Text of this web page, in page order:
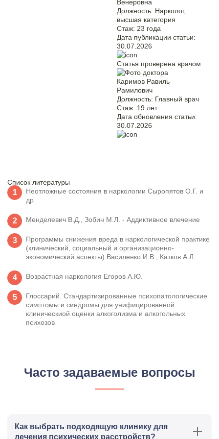
Венеровна
Должность: Нарколог,
высшая категория
Стаж: 23 года
Дата публикации статьи:
30.07.2026
Статья проверена врачом
Каримов Равиль
Рамилович
Должность: Главный врач
Стаж: 19 лет
Дата обновления статьи:
30.07.2026
Список литературы
Неотложные состояния в наркологии Сыропятов О.Г. и
др.
Менделевич В.Д., Зобин М.Л. - Аддиктивное влечение
Программы снижения вреда в наркологической практике
(клинический, социальный и организационно-
экономический аспекты) Василенко И.В., Катков А.Л.
Возрастная наркология Егоров А.Ю.
Глоссарий. Стандартизированные психопатологические
симптомы и синдромы для унифицированной
клиническиой оценки алкоголизма и алкогольных
психозов
Часто задаваемые вопросы
Как выбрать подходящую клинику для
лечения психических расстройств?